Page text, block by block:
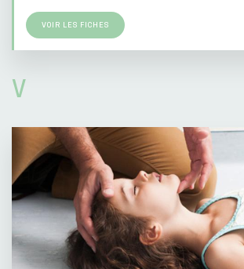
VOIR LES FICHES
V